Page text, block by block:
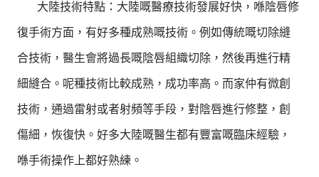
大陸技術特點：大陸嘅醫療技術發展好快，喺陰唇修
復手術方面，有好多種成熟嘅技術。例如傳統嘅切除縫
合技術，醫生會將過長嘅陰唇組織切除，然後再進行精
細縫合。呢種技術比較成熟，成功率高。而家仲有微創
技術，通過雷射或者射頻等手段，對陰唇進行修整，創
傷細，恢復快。好多大陸嘅醫生都有豐富嘅臨床經驗，
喺手術操作上都好熟練。